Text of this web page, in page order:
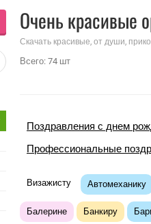
Очень красивые
Скачать красивые, от души,
Всего: 74 шт
Поздравления с днем
Профессиональные
Визажисту Автомеханику
Балерине Банкиру